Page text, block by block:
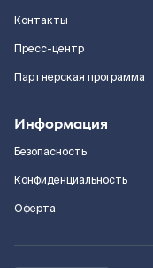
Контакты
Пресс-центр
Партнерская программа
Информация
Безопасность
Конфиденциальность
Оферта